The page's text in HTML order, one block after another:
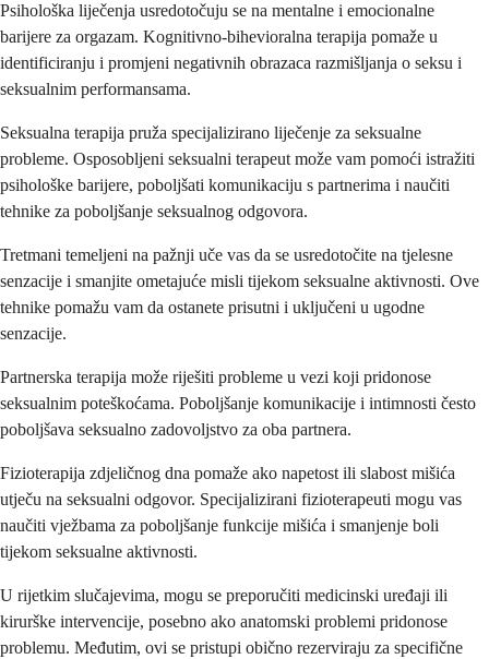
Psihološka liječenja usredotočuju se na mentalne i emocionalne
barijere za orgazam. Kognitivno-bihevioralna terapija pomaže u
identificiranju i promjeni negativnih obrazaca razmišljanja o seksu i
seksualnim performansama.
Seksualna terapija pruža specijalizirano liječenje za seksualne
probleme. Osposobljeni seksualni terapeut može vam pomoći istražiti
psihološke barijere, poboljšati komunikaciju s partnerima i naučiti
tehnike za poboljšanje seksualnog odgovora.
Tretmani temeljeni na pažnji uče vas da se usredotočite na tjelesne
senzacije i smanjite ometajuće misli tijekom seksualne aktivnosti. Ove
tehnike pomažu vam da ostanete prisutni i uključeni u ugodne
senzacije.
Partnerska terapija može riješiti probleme u vezi koji pridonose
seksualnim poteškoćama. Poboljšanje komunikacije i intimnosti često
poboljšava seksualno zadovoljstvo za oba partnera.
Fizioterapija zdjeličnog dna pomaže ako napetost ili slabost mišića
utječu na seksualni odgovor. Specijalizirani fizioterapeuti mogu vas
naučiti vježbama za poboljšanje funkcije mišića i smanjenje boli
tijekom seksualne aktivnosti.
U rijetkim slučajevima, mogu se preporučiti medicinski uređaji ili
kirurške intervencije, posebno ako anatomski problemi pridonose
problemu. Međutim, ovi se pristupi obično rezerviraju za specifične